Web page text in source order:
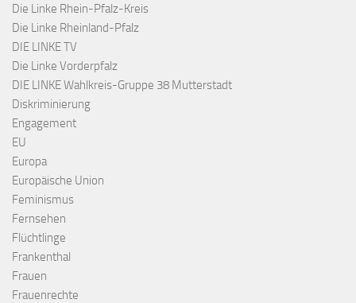
Die Linke Rhein-Pfalz-Kreis
Die Linke Rheinland-Pfalz
DIE LINKE TV
Die Linke Vorderpfalz
DIE LINKE Wahlkreis-Gruppe 38 Mutterstadt
Diskriminierung
Engagement
EU
Europa
Europäische Union
Feminismus
Fernsehen
Flüchtlinge
Frankenthal
Frauen
Frauenrechte